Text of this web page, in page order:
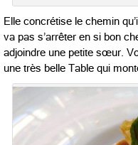
Elle concrétise le chemin
va pas s’arrêter en si bon
adjoindre une petite sœur.
une très belle Table qui